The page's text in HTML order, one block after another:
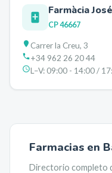
Farmàcia
CP46667
Carrer la Creu, 3
+34 962 26 20 44
L–V:09:00 - 14:00 /
Farmacias en
Directorio completo